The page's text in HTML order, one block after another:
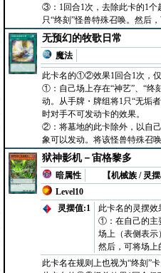
③：1回合1次，去除此卡的1个
只“终刻”怪兽特殊召唤。然后
无预幻的牧歌日常
魔法
此卡名的①②效果1回合1次，仅
①：自己场上存在“神艺”、“终
动。从手牌・牌组将1只“无垢
时对手不可发动卡的效果。
②：将墓地的此卡除外，以自
象可以发动。将该怪兽特殊召
狱神影机－宙格黎多
暗属性
【机械族 / 灵摆
Level10
灵摆值:1
此卡名的灵摆效
①：在自己的主
场上（表侧表示
然后，可将场上
此卡名在规则上也视为“终刻”卡